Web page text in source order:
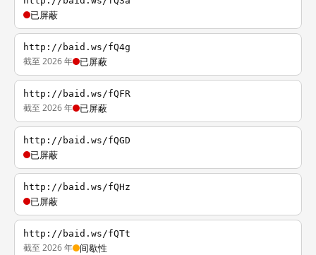
已屏蔽
http://baid.ws/fQ4g
截至 2026 年 已屏蔽
http://baid.ws/fQFR
截至 2026 年 已屏蔽
http://baid.ws/fQGD
已屏蔽
http://baid.ws/fQHz
已屏蔽
http://baid.ws/fQTt
截至 2026 年 间歇性